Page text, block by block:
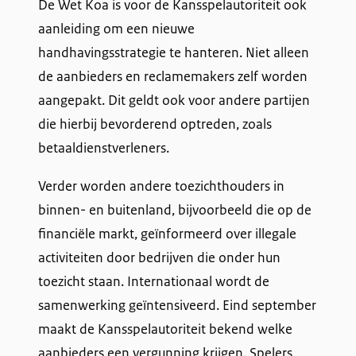
De Wet Koa is voor de Kansspelautoriteit ook
aanleiding om een nieuwe
handhavingsstrategie te hanteren. Niet alleen
de aanbieders en reclamemakers zelf worden
aangepakt. Dit geldt ook voor andere partijen
die hierbij bevorderend optreden, zoals
betaaldienstverleners.
Verder worden andere toezichthouders in
binnen- en buitenland, bijvoorbeeld die op de
financiële markt, geïnformeerd over illegale
activiteiten door bedrijven die onder hun
toezicht staan. Internationaal wordt de
samenwerking geïntensiveerd. Eind september
maakt de Kansspelautoriteit bekend welke